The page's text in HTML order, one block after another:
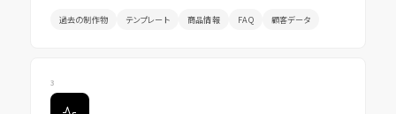
過去の制作物 テンプレート 商品情報 FAQ 顧客データ